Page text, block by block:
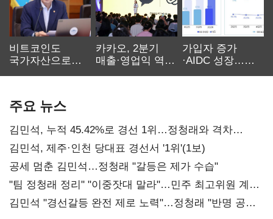
비트코인도
국가자산으로…'
카카오, 2분기
매출·영업익 역대
가입자 증가
·AIDC 성장…
주요 뉴스
김민석, 누적 45.42%로 경선 1위…정청래와 격차
0.86%p(2보)
김민석, 제주·인천 당대표 경선서 '1위'(1보)
공세 멈춘 김민석…정청래 "갈등은 제가 수습"
"팀 정청래 정리" "이중잣대 말라"…민주 최고위원 계파
다툼 격화
김민석 "경선갈등 완전 제로 노력"…정청래 "반명 공세